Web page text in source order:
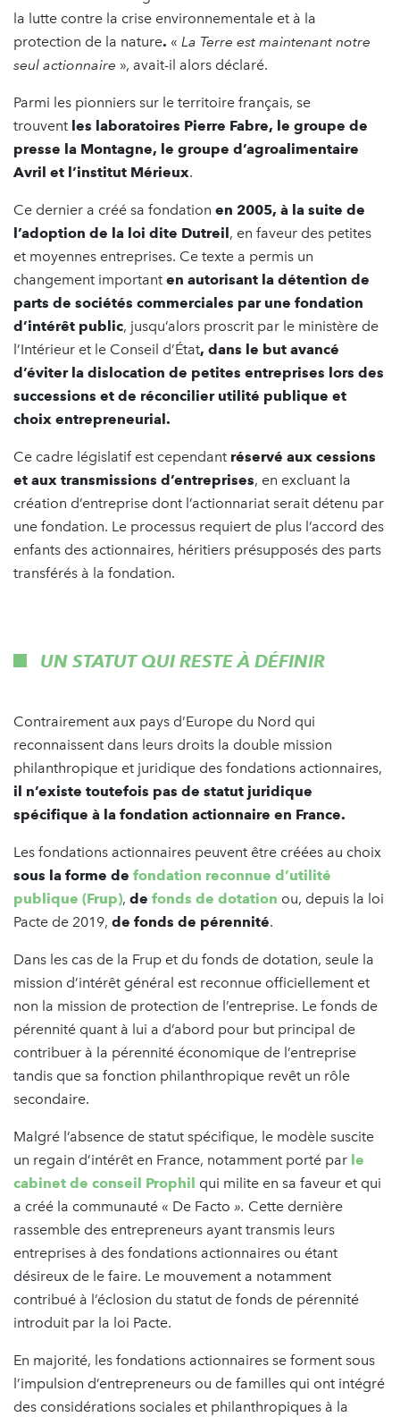
la lutte contre la crise environnementale et à la
protection de la nature. « La Terre est maintenant notre
seul actionnaire », avait-il alors déclaré.
Parmi les pionniers sur le territoire français, se
trouvent les laboratoires Pierre Fabre, le groupe de
presse la Montagne, le groupe d’agroalimentaire
Avril et l’institut Mérieux.
Ce dernier a créé sa fondation en 2005, à la suite de
l’adoption de la loi dite Dutreil , en faveur des petites
et moyennes entreprises. Ce texte a permis un
changement important en autorisant la détention de
parts de sociétés commerciales par une fondation
d’intérêt public, jusqu’alors proscrit par le ministère de
l’Intérieur et le Conseil d’État, dans le but avancé
d’éviter la dislocation de petites entreprises lors des
successions et de réconcilier utilité publique et
choix entrepreneurial.
Ce cadre législatif est cependant réservé aux cessions
et aux transmissions d’entreprises, en excluant la
création d’entreprise dont l’actionnariat serait détenu par
une fondation. Le processus requiert de plus l’accord des
enfants des actionnaires, héritiers présupposés des parts
transférés à la fondation.
UN STATUT QUI RESTE À DÉFINIR
Contrairement aux pays d’Europe du Nord qui
reconnaissent dans leurs droits la double mission
philanthropique et juridique des fondations actionnaires,
il n’existe toutefois pas de statut juridique
spécifique à la fondation actionnaire en France.
Les fondations actionnaires peuvent être créées au choix
sous la forme de fondation reconnue d’utilité
publique (Frup), de fonds de dotation ou, depuis la loi
Pacte de 2019, de fonds de pérennité.
Dans les cas de la Frup et du fonds de dotation, seule la
mission d’intérêt général est reconnue officiellement et
non la mission de protection de l’entreprise. Le fonds de
pérennité quant à lui a d’abord pour but principal de
contribuer à la pérennité économique de l’entreprise
tandis que sa fonction philanthropique revêt un rôle
secondaire.
Malgré l’absence de statut spécifique, le modèle suscite
un regain d’intérêt en France, notamment porté par le
cabinet de conseil Prophil qui milite en sa faveur et qui
a créé la communauté « De Facto ». Cette dernière
rassemble des entrepreneurs ayant transmis leurs
entreprises à des fondations actionnaires ou étant
désireux de le faire. Le mouvement a notamment
contribué à l’éclosion du statut de fonds de pérennité
introduit par la loi Pacte.
En majorité, les fondations actionnaires se forment sous
l’impulsion d’entrepreneurs ou de familles qui ont intégré
des considérations sociales et philanthropiques à la